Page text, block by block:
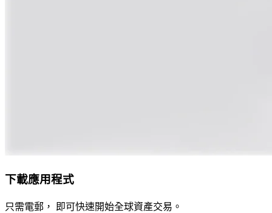
下載應用程式
只需電郵， 即可快速開始全球資產交易。